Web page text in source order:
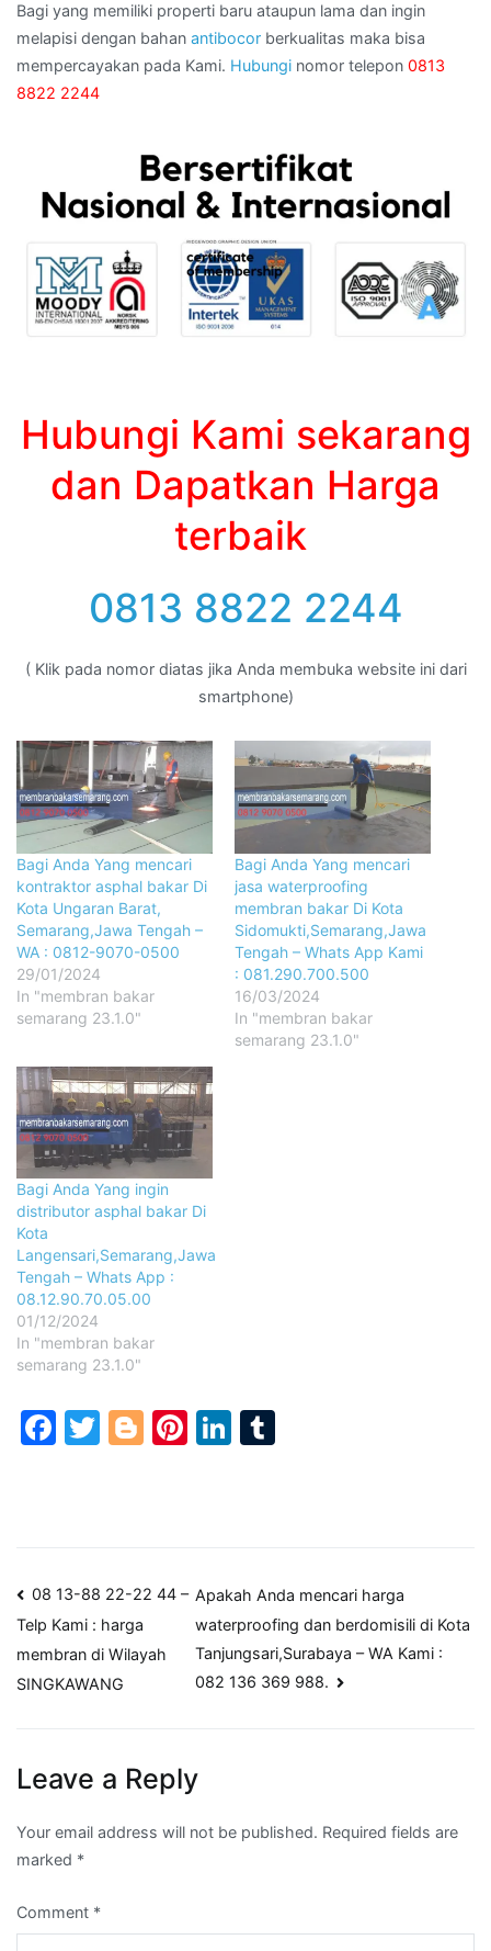
Bagi yang memiliki properti baru ataupun lama dan ingin
melapisi dengan bahan antibocor berkualitas maka bisa
mempercayakan pada Kami. Hubungi nomor telepon 0813
8822 2244
Hubungi Kami sekarang
dan Dapatkan Harga
terbaik
0813 8822 2244
( Klik pada nomor diatas jika Anda membuka website ini dari
smartphone)
Bagi Anda Yang mencari
kontraktor asphal bakar Di
Kota Ungaran Barat,
Semarang,Jawa Tengah –
WA : 0812-9070-0500
29/01/2024
In "membran bakar
semarang 23.1.0"
Bagi Anda Yang mencari
jasa waterproofing
membran bakar Di Kota
Sidomukti,Semarang,Jawa
Tengah – Whats App Kami
: 081.290.700.500
16/03/2024
In "membran bakar
semarang 23.1.0"
Bagi Anda Yang ingin
distributor asphal bakar Di
Kota
Langensari,Semarang,Jawa
Tengah – Whats App :
08.12.90.70.05.00
01/12/2024
In "membran bakar
semarang 23.1.0"
Facebook
Twitter
Blogger
Pinterest
LinkedIn
Post
navigation
08 13-88 22-22 44 –
Telp Kami : harga
membran di Wilayah
SINGKAWANG
Apakah Anda mencari harga
waterproofing dan berdomisili di Kota
Tanjungsari,Surabaya – WA Kami :
082 136 369 988.
Leave a Reply
Your email address will not be published. Required fields are
marked *
Comment *